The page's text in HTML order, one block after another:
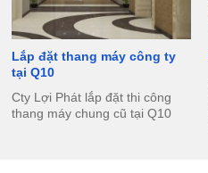
Lắp đặt thang máy công ty
tại Q10
Cty Lợi Phát lắp đặt thi công
thang máy chung cũ tại Q10